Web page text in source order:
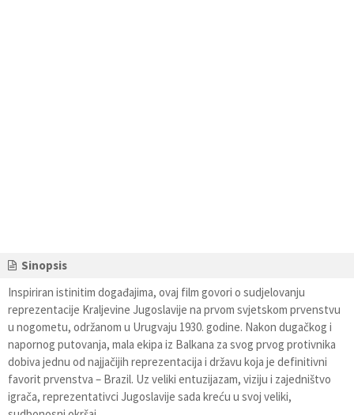
Sinopsis
Inspiriran istinitim događajima, ovaj film govori o sudjelovanju
reprezentacije Kraljevine Jugoslavije na prvom svjetskom prvenstvu
u nogometu, održanom u Urugvaju 1930. godine. Nakon dugačkog i
napornog putovanja, mala ekipa iz Balkana za svog prvog protivnika
dobiva jednu od najjačijih reprezentacija i državu koja je definitivni
favorit prvenstva – Brazil. Uz veliki entuzijazam, viziju i zajedništvo
igrača, reprezentativci Jugoslavije sada kreću u svoj veliki,